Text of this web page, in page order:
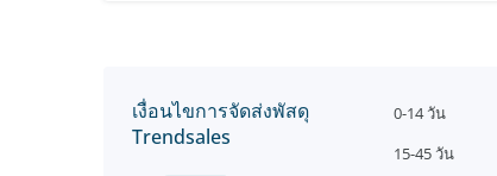
เงื่อนไขการจัดส่งพัสดุ
Trendsales
0-14 วัน
15-45 วัน